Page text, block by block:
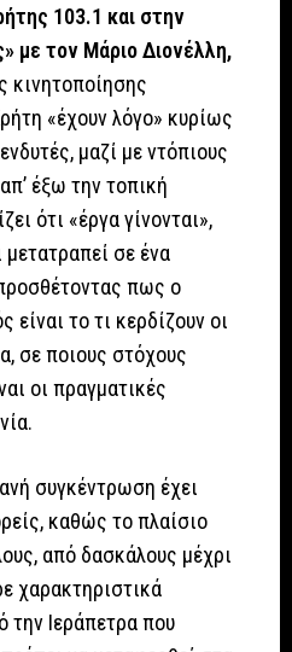
103.1 και στην
με τον Μάριο Διονέλλη,
κινητοποίησης
«έχουν λόγο» κυρίως
μαζί με ντόπιους
έξω την τοπική
ότι «έργα γίνονται»,
σε ένα
πως ο
το τι κερδίζουν οι
σε ποιους στόχους
οι πραγματικές
συγκέντρωση έχει
καθώς το πλαίσιο
από δασκάλους μέχρι
χαρακτηριστικά
την Ιεράπετρα που